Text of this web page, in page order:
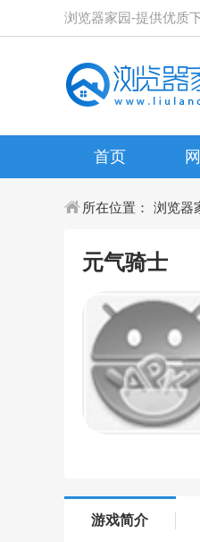
浏览器家园-提供优质
首页
所在位置： 浏览器
元气骑士
游戏简介